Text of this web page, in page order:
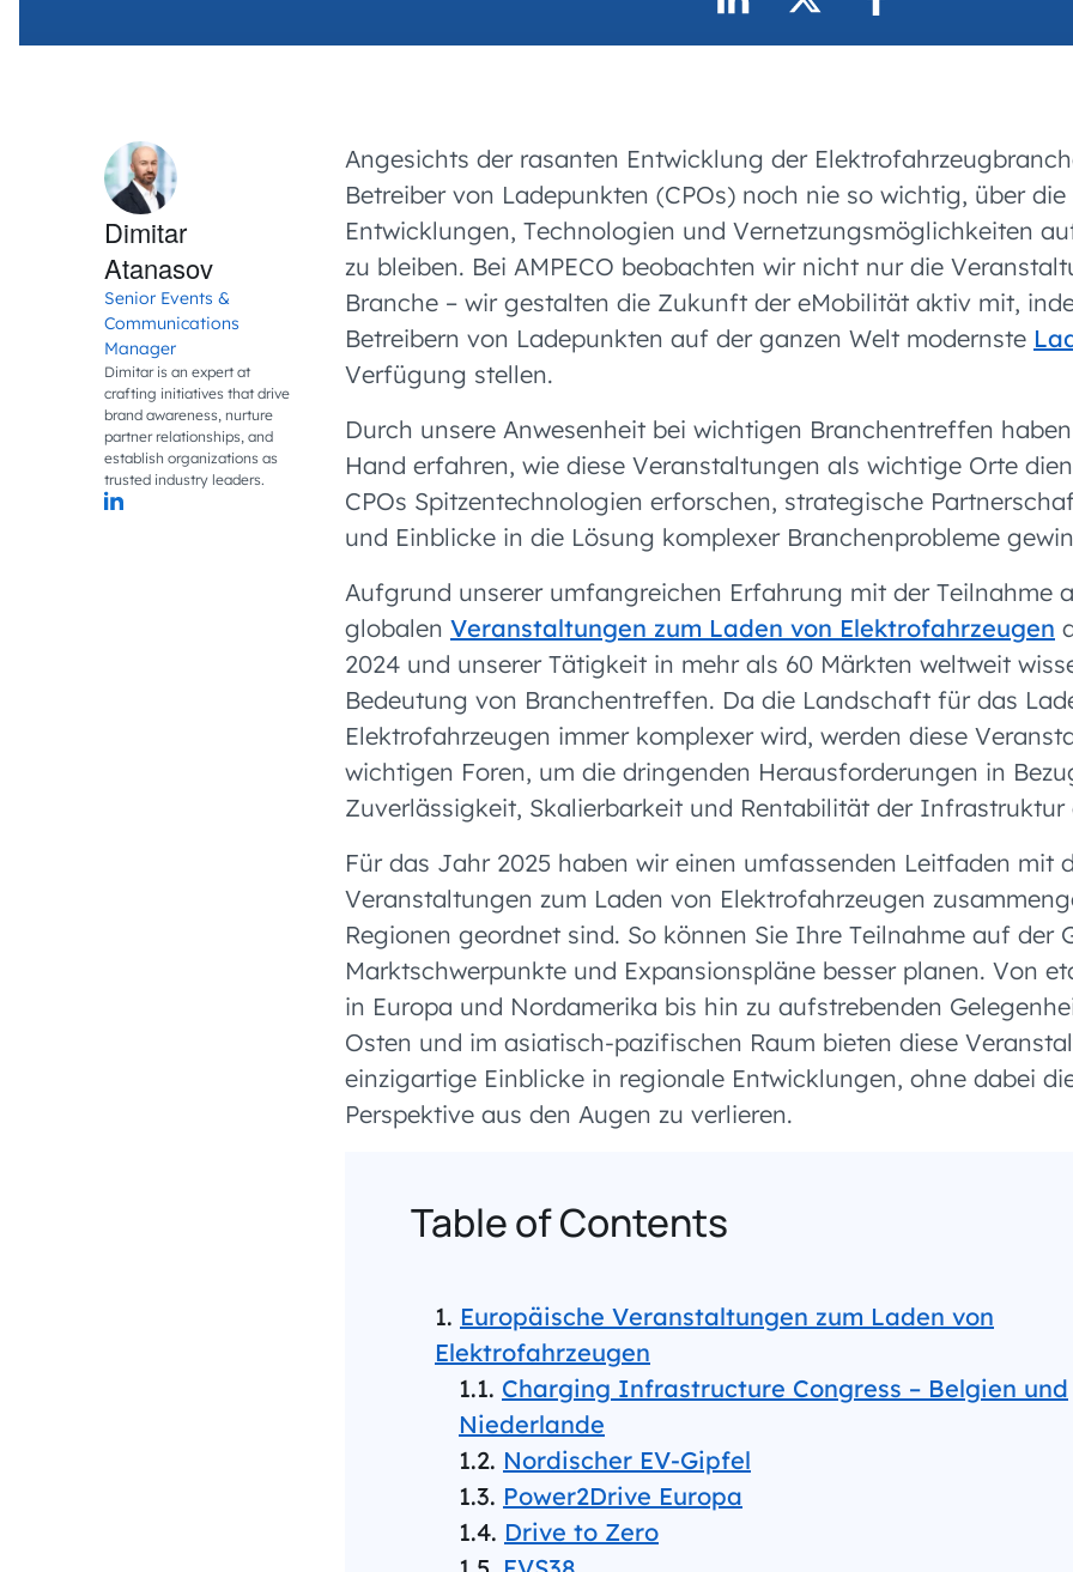
Dimitar
Atanasov
Senior Events &
Communications
Manager
Dimitar is an expert at
crafting initiatives that drive
brand awareness, nurture
partner relationships, and
establish organizations as
trusted industry leaders.
Angesichts der rasanten Entwicklung der
Betreiber von Ladepunkten (CPOs) noch nie so wichtig, über die
Entwicklungen, Technologien und Vernetzungsmöglichkeiten
zu bleiben. Bei AMPECO beobachten wir nicht nur die
Branche – wir gestalten die Zukunft der eMobilität aktiv mit,
Betreibern von Ladepunkten auf der ganzen Welt modernste
Verfügung stellen.
Durch unsere Anwesenheit bei wichtigen Branchentreffen
Hand erfahren, wie diese Veranstaltungen als wichtige Orte
CPOs Spitzentechnologien erforschen, strategische
und Einblicke in die Lösung komplexer Branchenprobleme
Aufgrund unserer umfangreichen Erfahrung mit der Teilnahme
globalen Veranstaltungen zum Laden von Elektrofahrzeugen
2024 und unserer Tätigkeit in mehr als 60 Märkten weltweit
Bedeutung von Branchentreffen. Da die Landschaft für das
Elektrofahrzeugen immer komplexer wird, werden diese
wichtigen Foren, um die dringenden Herausforderungen in
Zuverlässigkeit, Skalierbarkeit und Rentabilität der Infrastruktur
Für das Jahr 2025 haben wir einen umfassenden Leitfaden mit
Veranstaltungen zum Laden von Elektrofahrzeugen
Regionen geordnet sind. So können Sie Ihre Teilnahme auf der
Marktschwerpunkte und Expansionspläne besser planen. Von
in Europa und Nordamerika bis hin zu aufstrebenden
Osten und im asiatisch-pazifischen Raum bieten diese
einzigartige Einblicke in regionale Entwicklungen, ohne dabei
Perspektive aus den Augen zu verlieren.
Table of Contents
Europäische Veranstaltungen zum Laden von
Elektrofahrzeugen
Charging Infrastructure Congress – Belgien und
Niederlande
Nordischer EV-Gipfel
Power2Drive Europa
Drive to Zero